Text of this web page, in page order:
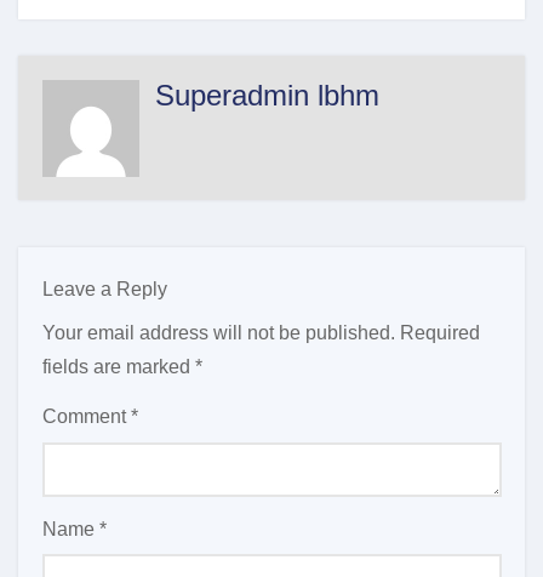
Superadmin lbhm
Leave a Reply
Your email address will not be published. Required
fields are marked *
Comment*
Name *